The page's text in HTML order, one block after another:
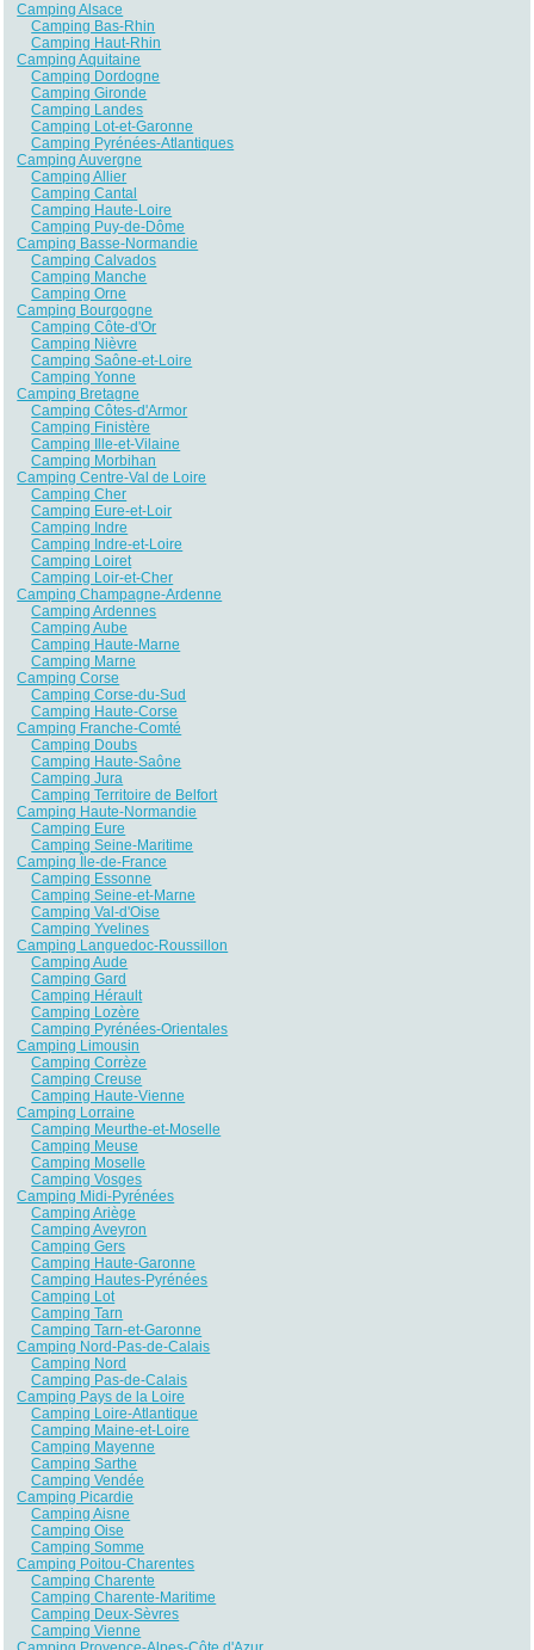
Camping Alsace
Camping Bas-Rhin
Camping Haut-Rhin
Camping Aquitaine
Camping Dordogne
Camping Gironde
Camping Landes
Camping Lot-et-Garonne
Camping Pyrénées-Atlantiques
Camping Auvergne
Camping Allier
Camping Cantal
Camping Haute-Loire
Camping Puy-de-Dôme
Camping Basse-Normandie
Camping Calvados
Camping Manche
Camping Orne
Camping Bourgogne
Camping Côte-d'Or
Camping Nièvre
Camping Saône-et-Loire
Camping Yonne
Camping Bretagne
Camping Côtes-d'Armor
Camping Finistère
Camping Ille-et-Vilaine
Camping Morbihan
Camping Centre-Val de Loire
Camping Cher
Camping Eure-et-Loir
Camping Indre
Camping Indre-et-Loire
Camping Loiret
Camping Loir-et-Cher
Camping Champagne-Ardenne
Camping Ardennes
Camping Aube
Camping Haute-Marne
Camping Marne
Camping Corse
Camping Corse-du-Sud
Camping Haute-Corse
Camping Franche-Comté
Camping Doubs
Camping Haute-Saône
Camping Jura
Camping Territoire de Belfort
Camping Haute-Normandie
Camping Eure
Camping Seine-Maritime
Camping Île-de-France
Camping Essonne
Camping Seine-et-Marne
Camping Val-d'Oise
Camping Yvelines
Camping Languedoc-Roussillon
Camping Aude
Camping Gard
Camping Hérault
Camping Lozère
Camping Pyrénées-Orientales
Camping Limousin
Camping Corrèze
Camping Creuse
Camping Haute-Vienne
Camping Lorraine
Camping Meurthe-et-Moselle
Camping Meuse
Camping Moselle
Camping Vosges
Camping Midi-Pyrénées
Camping Ariège
Camping Aveyron
Camping Gers
Camping Haute-Garonne
Camping Hautes-Pyrénées
Camping Lot
Camping Tarn
Camping Tarn-et-Garonne
Camping Nord-Pas-de-Calais
Camping Nord
Camping Pas-de-Calais
Camping Pays de la Loire
Camping Loire-Atlantique
Camping Maine-et-Loire
Camping Mayenne
Camping Sarthe
Camping Vendée
Camping Picardie
Camping Aisne
Camping Oise
Camping Somme
Camping Poitou-Charentes
Camping Charente
Camping Charente-Maritime
Camping Deux-Sèvres
Camping Vienne